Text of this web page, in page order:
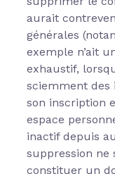
aurait
générales
exemple n’ait
exhaustif,
sciemment des
son inscription
espace
inactif depuis
suppression ne
constituer un